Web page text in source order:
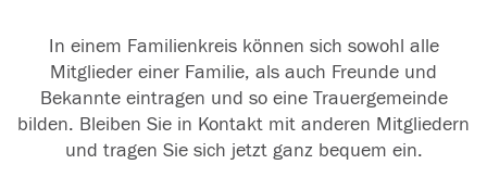
In einem Familienkreis können sich sowohl alle
Mitglieder einer Familie, als auch Freunde und
Bekannte eintragen und so eine Trauergemeinde
bilden. Bleiben Sie in Kontakt mit anderen Mitgliedern
und tragen Sie sich jetzt ganz bequem ein.